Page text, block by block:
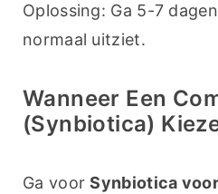
Oplossing: Ga 5-7
normaal uitziet.
Wanneer Een
(synbiotica)
Ga voor Synbiotica